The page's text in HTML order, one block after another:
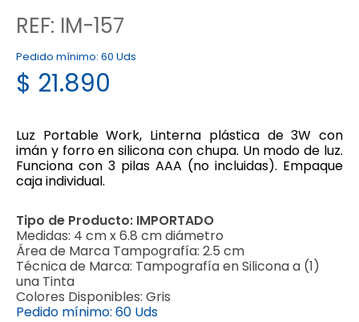
REF: IM-157
Pedido mínimo: 60 Uds
$ 21.890
Luz Portable Work, Linterna plástica de 3W con
imán y forro en silicona con chupa. Un modo de luz.
Funciona con 3 pilas AAA (no incluidas). Empaque
caja individual.
Tipo de Producto: IMPORTADO
Medidas: 4 cm x 6.8 cm diámetro
Área de Marca Tampografía: 2.5 cm
Técnica de Marca: Tampografía en Silicona a (1)
una Tinta
Colores Disponibles: Gris
Pedido mínimo: 60 Uds